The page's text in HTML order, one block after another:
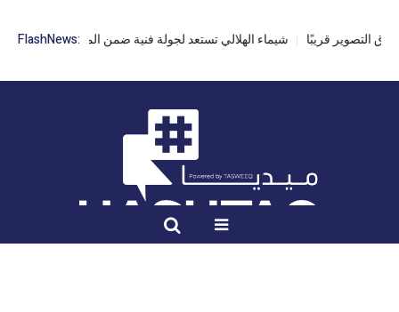
FlashNews:
شيماء الهلالي تستعد لجولة فنية ضمن المهرجانات التصوير قريبًا